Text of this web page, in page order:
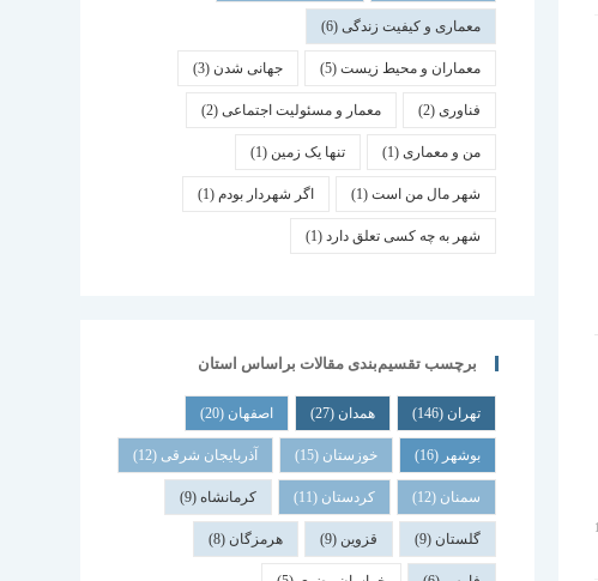
معماری و کیفیت زندگی(6)
معماران و محیط زیست(5) جهانی شدن (3)
فناوری(2) معمار و مسئولیت اجتماعی(2)
من و معماری(1) تنها یک زمین (1)
شهر مال من است(1) اگر شهردار بودم (1)
شهر به چه کسی تعلق دارد(1)
برچسب تقسیم‌بندی مقالات براساس استان
تهران (146) همدان (27) اصفهان (20)
بوشهر (16) خوزستان (15) آذربایجان شرقی (12)
سمنان (12) کردستان (11) کرمانشاه(9)
گلستان (9) قزوین (9) هرمزگان (8)